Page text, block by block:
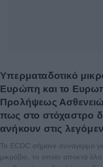
Υπερματαδοτικό
Ευρώπη και το
Προλήψεως
πως στο στόχαστρο
ανήκουν στις
Το ECDC σήμανε συναγερμό
μικρόβιο, το οποίο αποκτά